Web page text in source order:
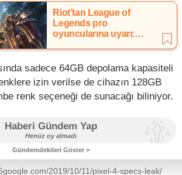
Riot’tan League of
Legends pro
oyuncularına uyarı:
sadece 64GB depolama kapasiteli
izin verilse de cihazın 128GB
renk seçeneği de sunacağı biliniyor.
Haberi Gündem Yap
Henüz oy almadı
Gündemdekileri Göster >
2019/10/11/pixel-4-specs-leak/